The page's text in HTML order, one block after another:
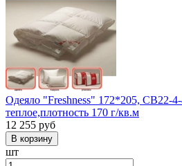
Одеяло "Freshness" 172*205, СВ22-4-
теплое,плотность 170 г/кв.м
12 255 руб
шт